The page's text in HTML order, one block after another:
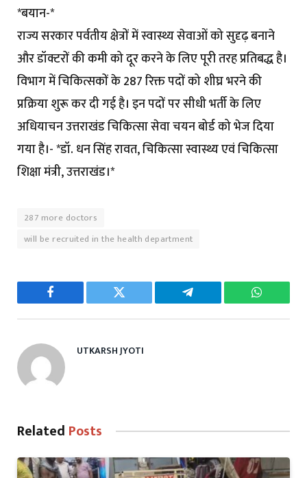
*बयान-*
राज्य सरकार पर्वतीय क्षेत्रों में स्वास्थ्य सेवाओं को सुदृढ़ बनाने
और डॉक्टरों की कमी को दूर करने के लिए पूरी तरह प्रतिबद्ध है।
विभाग में चिकित्सकों के 287 रिक्त पदों को शीघ्र भरने की
प्रक्रिया शुरू कर दी गई है। इन पदों पर सीधी भर्ती के लिए
अधियाचन उत्तराखंड चिकित्सा सेवा चयन बोर्ड को भेज दिया
गया है।- *डॉ. धन सिंह रावत, चिकित्सा स्वास्थ्य एवं चिकित्सा
शिक्षा मंत्री, उत्तराखंड।*
287 more doctors
will be recruited in the health department
Facebook Twitter Telegram
UTKARSH JYOTI
Related Posts